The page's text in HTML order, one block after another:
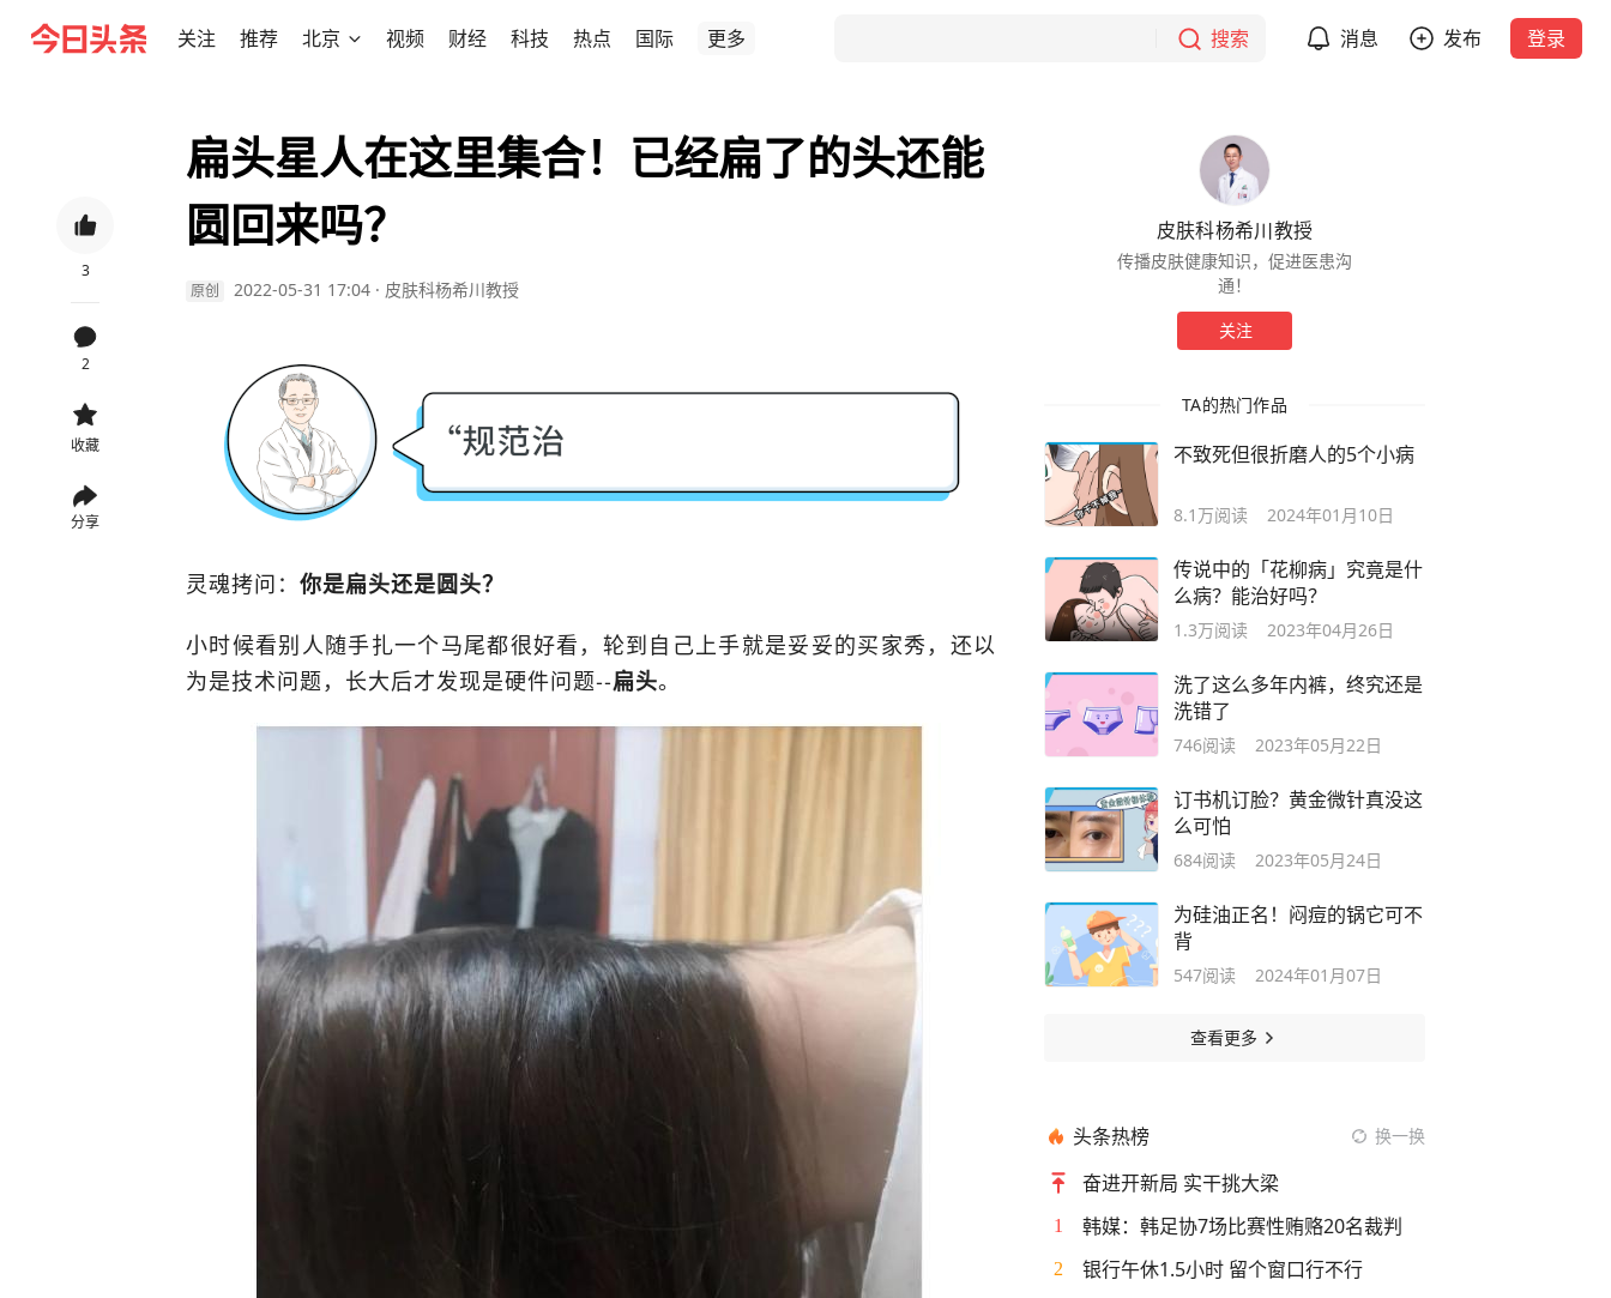
关注 推荐 北京 视频 财经 科技 热点 国际 更多 搜索 消息 发布 登录
3
2
收藏
分享
扁头星人在这里集合！已经扁了的头还能
圆回来吗？
原创 2022-05-31 17:04 · 皮肤科杨希川教授
灵魂拷问： 你是扁头还是圆头？
小时候看别人随手扎一个马尾都很好看，轮到自己上手就是妥妥的买家秀，还以
为是技术问题，长大后才发现是硬件问题--扁头。
皮肤科杨希川教授
传播皮肤健康知识，促进医患沟
通！
关注
TA的热门作品
不致死但很折磨人的5个小病
8.1万阅读 2024年01月10日
传说中的「花柳病」究竟是什
么病？能治好吗？
1.3万阅读 2023年04月26日
洗了这么多年内裤，终究还是
洗错了
746阅读 2023年05月22日
订书机订脸？黄金微针真没这
么可怕
684阅读 2023年05月24日
为硅油正名！闷痘的锅它可不
背
547阅读 2024年01月07日
查看更多
头条热榜 换一换
奋进开新局 实干挑大梁
1 韩媒：韩足协7场比赛性贿赂20名裁判
2 银行午休1.5小时 留个窗口行不行